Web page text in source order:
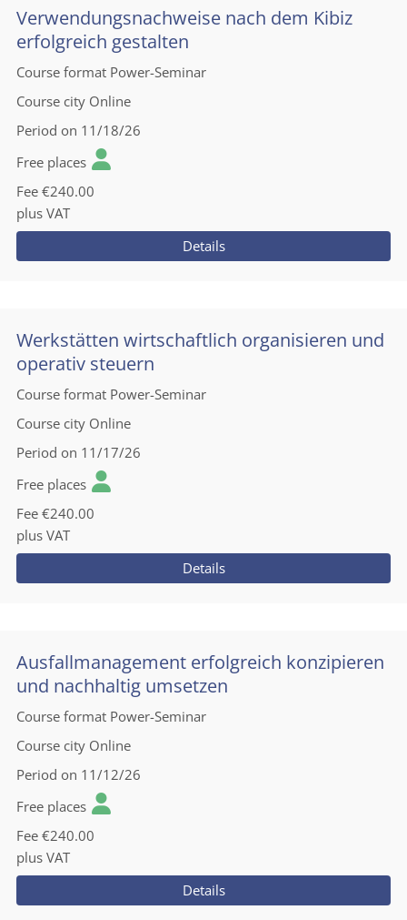
Verwendungsnachweise nach dem Kibiz
erfolgreich gestalten
Course format Power-Seminar
Course city Online
Period on 11/18/26
Free places
Fee €240.00
plus VAT
Details
Werkstätten wirtschaftlich organisieren und
operativ steuern
Course format Power-Seminar
Course city Online
Period on 11/17/26
Free places
Fee €240.00
plus VAT
Details
Ausfallmanagement erfolgreich konzipieren
und nachhaltig umsetzen
Course format Power-Seminar
Course city Online
Period on 11/12/26
Free places
Fee €240.00
plus VAT
Details